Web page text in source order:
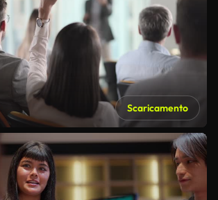
Scaricamento